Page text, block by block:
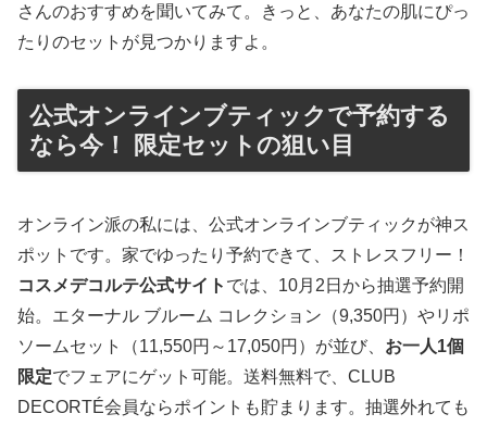
さんのおすすめを聞いてみて。きっと、あなたの肌にぴっ
たりのセットが見つかりますよ。
公式オンラインブティックで予約する
なら今！ 限定セットの狙い目
オンライン派の私には、公式オンラインブティックが神ス
ポットです。家でゆったり予約できて、ストレスフリー！
コスメデコルテ公式サイト では、10月2日から抽選予約開
始。エターナル ブルーム コレクション（9,350円）やリポ
ソームセット（11,550円～17,050円）が並び、 お一人1個
限定でフェアにゲット可能。送料無料で、CLUB
DECORTÉ会員ならポイントも貯まります。抽選外れても